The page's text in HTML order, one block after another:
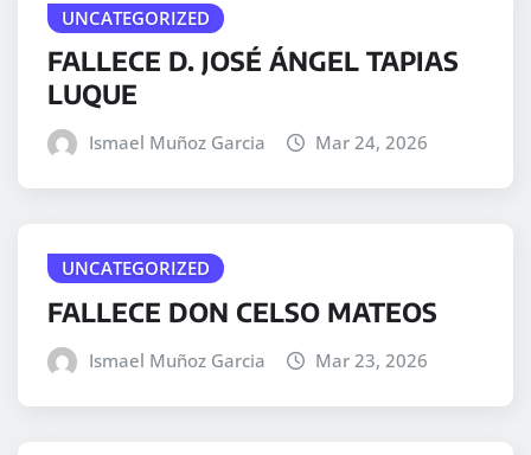
UNCATEGORIZED
FALLECE D. JOSÉ ÁNGEL TAPIAS
LUQUE
Ismael Muñoz Garcia Mar 24, 2026
UNCATEGORIZED
FALLECE DON CELSO MATEOS
Ismael Muñoz Garcia Mar 23, 2026